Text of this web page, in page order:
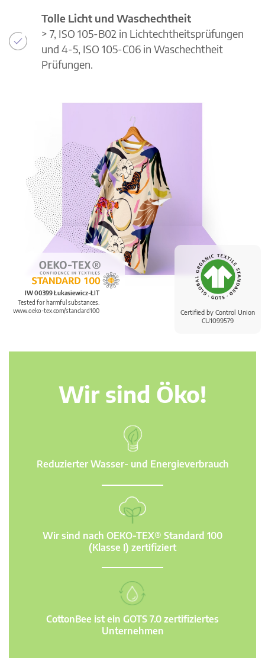
Certified by Control Union
CU1099579
IW 00399 Łukasiewicz-ŁIT
Tested for harmful substances.
www.oeko-tex.com/standard100
Tolle Licht und Waschechtheit
> 7, ISO 105-B02 in Lichtechtheitsprüfungen
und 4-5, ISO 105-C06 in Waschechtheit
Prüfungen.
Wir sind Öko!
Reduzierter Wasser- und Energieverbrauch
Wir sind nach OEKO-TEX® Standard 100
(Klasse I) zertifiziert
CottonBee ist ein GOTS 7.0 zertifiziertes
Unternehmen